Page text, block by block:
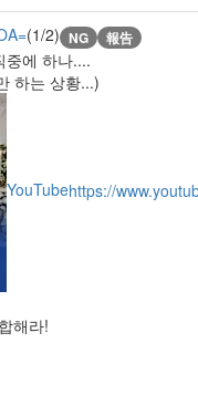
(1/2) NG 報告
중에 하나....
하는 상황...)
YouTubehttps://
해라!